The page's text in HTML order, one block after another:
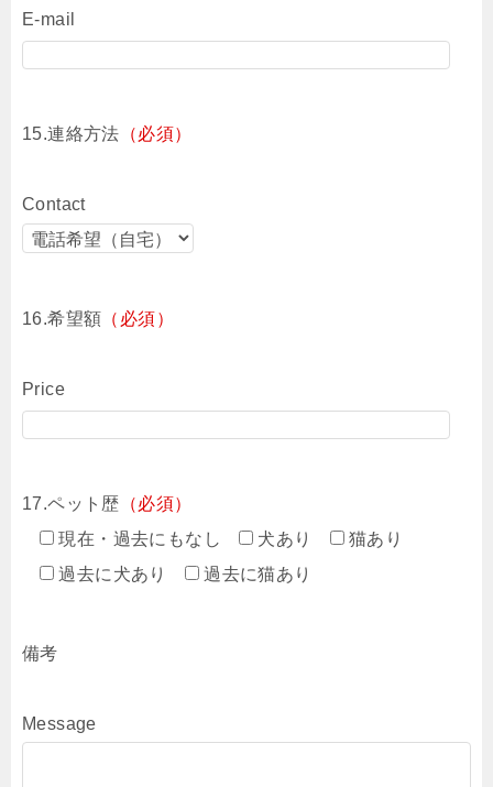
E-mail
15.連絡方法 （必須）
Contact
16.希望額 （必須）
Price
17.ペット歴 （必須）
現在・過去にもなし
犬あり
猫あり
過去に犬あり
過去に猫あり
備考
Message